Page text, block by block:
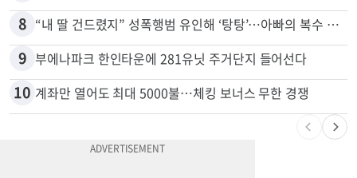
7 “전쟁터 같았다”…테슬라 충돌로 OC 주택 4채 파손
8
9 부에나파크 한인타운에 281유닛 주거단지 들어선다
계좌만 열어도 최대 5000불…체킹 보너스 무한 경쟁